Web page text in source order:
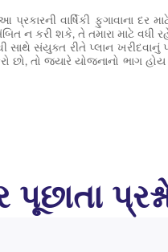
વાર્ષિકી ફુગાવાના દર
ન કરી શકે, તે તમારા માટે
સાથે સંયુક્ત રીતે પ્લાન
તો જ્યારે યોજનાનો ભાગ હોય
પૂછાતા